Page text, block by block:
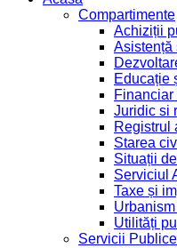
Compartimente
Achiziții
Asistență
Educație
Financiar
Juridic si
Registrul
Starea
Situații
Serviciul
Taxe și
Utilități
Servicii